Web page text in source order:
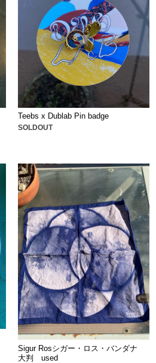
Teebs x Dublab Pin badge
SOLDOUT
Sigur Rosシガー・ロス・バンダナ
大判 used